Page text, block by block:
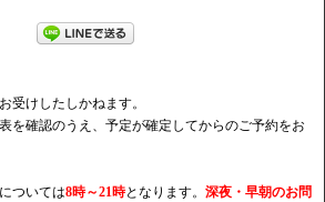
受けしたしかねます。
を確認のうえ、予定が確定してからのご予約をお
ついては8時～21時となります。 深夜・早朝のお問